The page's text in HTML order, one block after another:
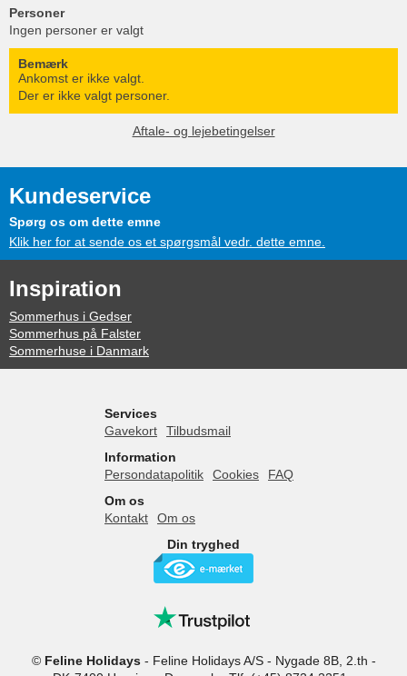
Personer
Ingen personer er valgt
Bemærk
Ankomst er ikke valgt.
Der er ikke valgt personer.
Aftale- og lejebetingelser
Kundeservice
Spørg os om dette emne
Klik her for at sende os et spørgsmål vedr. dette emne.
Inspiration
Sommerhus i Gedser
Sommerhus på Falster
Sommerhuse i Danmark
Services
Gavekort
Tilbudsmail
Information
Persondatapolitik
Cookies
FAQ
Om os
Kontakt
Om os
Din tryghed
© Feline Holidays- Feline Holidays A/S- Nygade 8B, 2.th -